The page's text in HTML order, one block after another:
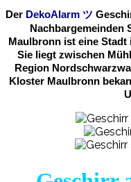
Der DekoAlarm ツ
Nachbargemeinden
Maulbronn ist eine
Sie liegt zwischen
Region
Kloster Maulbronn